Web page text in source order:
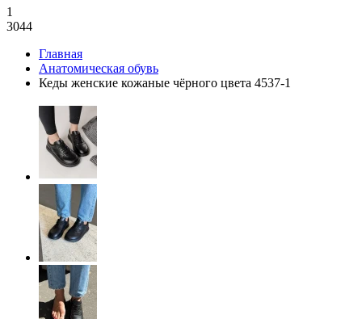
1
3044
Главная
Анатомическая обувь
Кеды женские кожаные чёрного цвета 4537-1